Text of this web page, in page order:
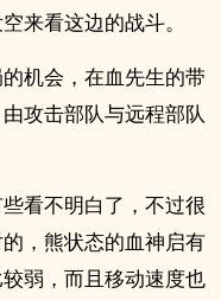
来看这边的战斗。
机会，在血先生的带
攻击部队与远程部队
看不明白了，不过很
，熊状态的血神启有
弱，而且移动速度也